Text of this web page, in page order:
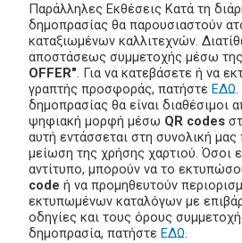
Παράλληλες Εκθέσεις Κατά τη
δημοπρασίας θα παρουσιαστούν
καταξιωμένων καλλιτεχνών.
αποστάσεως συμμετοχής μέσω
OFFER". Για να κατεβάσετε ή να
γραπτής προσφοράς, πατήστε ΕΔΩ.
δημοπρασίας θα είναι διαθέσιμοι
ψηφιακή μορφή μέσω QR codes
αυτή εντάσσεται στη συνολική μας
μείωση της χρήσης χαρτιού. Όσοι
αντίτυπο, μπορούν να το
code ή να προμηθευτούν
εκτυπωμένων καταλόγων με
οδηγίες και τους όρους
δημοπρασία, πατήστε ΕΔΩ.